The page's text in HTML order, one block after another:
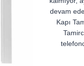
devam
Kapı